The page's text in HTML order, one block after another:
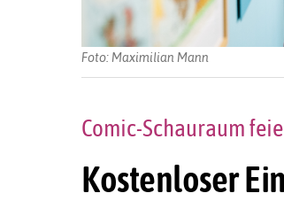
Foto: Maximilian Mann
Kostenloser
Comic-Schauraum